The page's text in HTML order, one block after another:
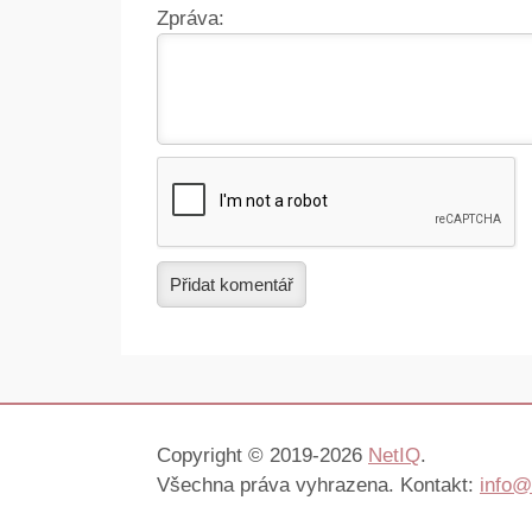
Zpráva:
Přidat komentář
Copyright © 2019-2026 NetIQ.
Všechna práva vyhrazena. Kontakt: